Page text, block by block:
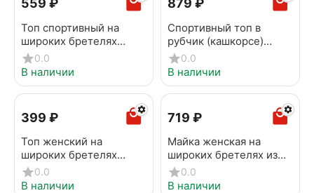
‍559‍ ₽
Топ спортивный на
широких бретелях
OMSA OmS142 Bianco
0.0
В наличии
‍879‍ ₽
Cпортивный топ в
рубчик (кашкорсе)
MINIMI 1241AS Fresh
nebbia
0.0
В наличии
‍399‍ ₽
Топ женский на
широких бретелях
MINIMI 1141_01CE acqua
0.0
В наличии
‍719‍ ₽
Майка женская на
широких бретелях из
кашкорсе MINIMI
1321_01CE Sabbia
0.0
В наличии